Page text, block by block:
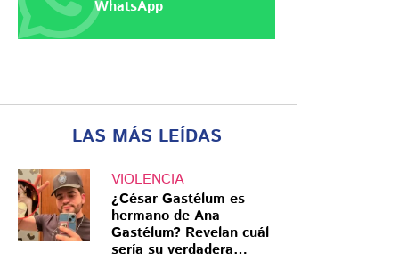
WhatsApp
LAS MÁS LEÍDAS
VIOLENCIA
¿César Gastélum es
hermano de Ana
Gastélum? Revelan cuál
sería su verdadera